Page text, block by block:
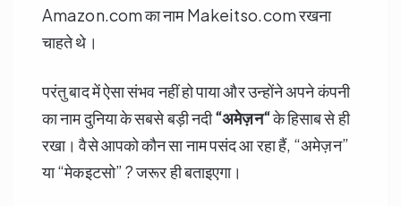
Amazon.com का नाम Makeitso.com रखना
चाहते थे।
परंतु बाद में ऐसा संभव नहीं हो पाया और उन्होंने अपने कंपनी
का नाम दुनिया के सबसे बड़ी नदी“अमेज़न“के हिसाब से ही
रखा। वैसे आपको कौन सा नाम पसंद आ रहा हैं, “अमेज़न”
या “मेकइटसो” ? जरूर ही बताइएगा।